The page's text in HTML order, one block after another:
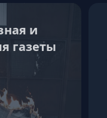
и
газеты